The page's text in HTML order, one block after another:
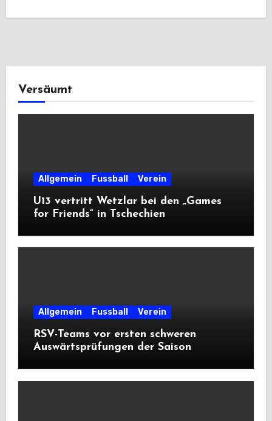
Versäumt
Allgemein Fussball Verein
U13 vertritt Wetzlar bei den „Games
for Friends“ in Tschechien
Allgemein Fussball Verein
RSV-Teams vor ersten schweren
Auswärtsprüfungen der Saison